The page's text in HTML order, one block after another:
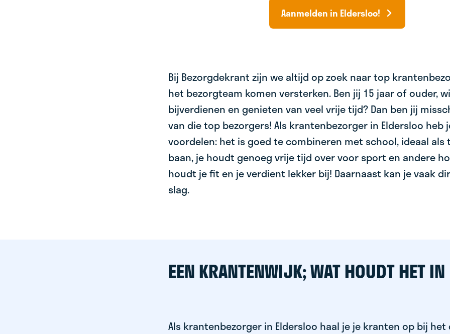
Aanmelden in Eldersloo!
Bij Bezorgdekrant zijn we altijd op zoek naar top
het bezorgteam komen versterken. Ben jij 15 jaar of ouder,
bijverdienen en genieten van veel vrije tijd? Dan ben jij
van die top bezorgers! Als krantenbezorger in Eldersloo heb
voordelen: het is goed te combineren met school, ideaal als
baan, je houdt genoeg vrije tijd over voor sport en andere
houdt je fit en je verdient lekker bij! Daarnaast kan je vaak
slag.
EEN KRANTENWIJK; WAT HOUDT HET IN
Als krantenbezorger in Eldersloo haal je je kranten op bij